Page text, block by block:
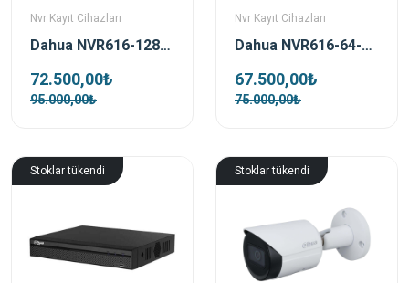
Nvr Kayıt Cihazları
Dahua NVR616-128-4KS2 128 Kanal 4K NVR Kayıt Cihazı
72.500,00₺
95.000,00₺
Nvr Kayıt Cihazları
Dahua NVR616-64-4KS2 64 Kanal 4K NVR Kayıt Cihazı
67.500,00₺
75.000,00₺
Stoklar tükendi Stoklar tükendi